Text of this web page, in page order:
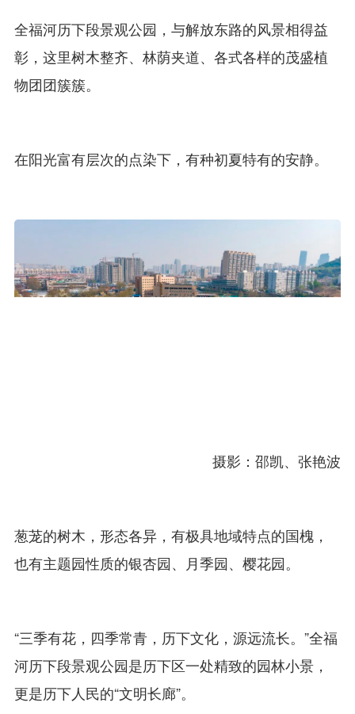
全福河历下段景观公园，与解放东路的风景相得益
彰，这里树木整齐、林荫夹道、各式各样的茂盛植
物团团簇簇。
在阳光富有层次的点染下，有种初夏特有的安静。
摄影：邵凯、张艳波
葱茏的树木，形态各异，有极具地域特点的国槐，
也有主题园性质的银杏园、月季园、樱花园。
“三季有花，四季常青，历下文化，源远流长。”全福
河历下段景观公园是历下区一处精致的园林小景，
更是历下人民的“文明长廊”。